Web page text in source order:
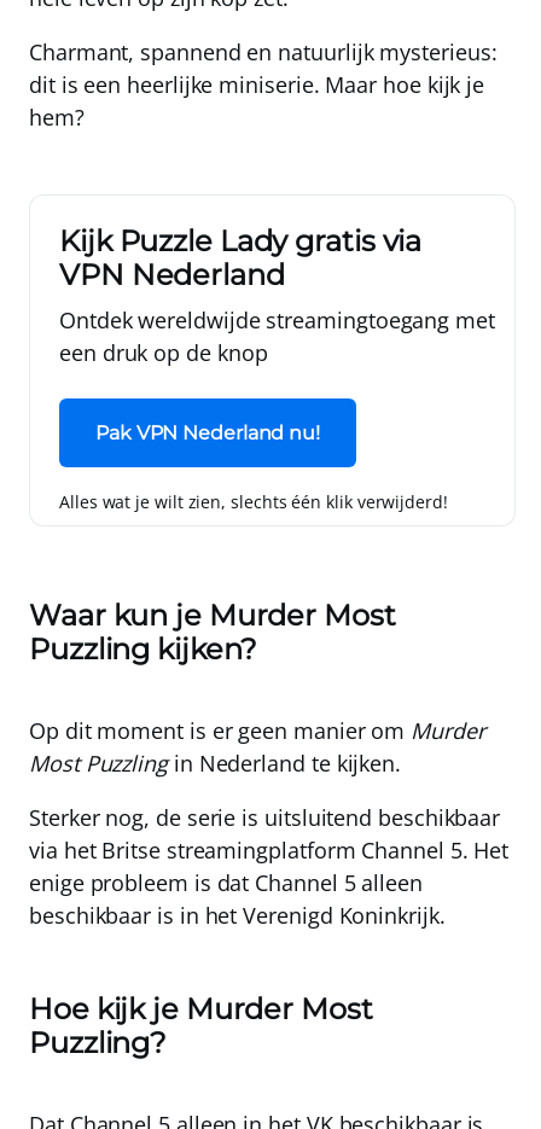
Charmant, spannend en natuurlijk mysterieus:
dit is een heerlijke miniserie. Maar hoe kijk je
hem?
Kijk Puzzle Lady gratis via
VPN Nederland
Ontdek wereldwijde streamingtoegang met
een druk op de knop
Pak VPN Nederland nu!
Alles wat je wilt zien, slechts één klik verwijderd!
Waar kun je Murder Most
Puzzling kijken?
Op dit moment is er geen manier om Murder
Most Puzzlingin Nederland te kijken.
Sterker nog, de serie is uitsluitend beschikbaar
via het Britse streamingplatform Channel 5. Het
enige probleem is dat Channel 5 alleen
beschikbaar is in het Verenigd Koninkrijk.
Hoe kijk je Murder Most
Puzzling?